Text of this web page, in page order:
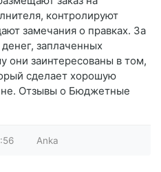
контролируют
замечания о правках. За
денег, заплаченных
они заинтересованы в том,
сделает хорошую
Отзывы о Бюджетные
Anka